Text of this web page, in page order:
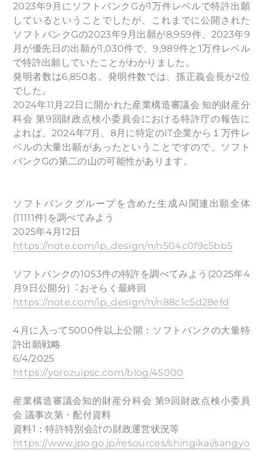
2023年9月にソフトバンクGが1万件レベルで特許出願
しているということでしたが、これまでに公開された
ソフトバンクGの2023年9月 出願が8,959件、2023年9
月が優先日の出願が1,030件で、9,989件と1万件レベル
で特許出願していたことがわかりました。
発明者数は6,850名。発明件数では、孫正義会長が2位
でした。
2024年11月22日に開かれた産業構造審議会 知的財産分
科会 第9回財政点検小委員会における特許庁の報告に
よれば、2024年7月、8月に特定のIT企業から１万件レ
ベルの大量出願があったということですので、ソフト
バンクGの第二の山の可能性があります。
ソフトバンクグループを含めた生成AI関連出願全体
(11111件)を調べてみよう
2025年4月12日
https://note.com/ip_design/n/n504c0f9c5bb5
ソフトバンクの1053件の特許を調べてみよう(2025年4
月9日公開分)︓おそらく最終回
https://note.com/ip_design/n/n88c1c5d28efd
4月に入って5000件以上公開：ソフトバンクの大量特
許出願戦略
6/4/2025
https://yorozuipsc.com/blog/45000
産業構造審議会知的財産分科会 第9回財政点検小委員
会 議事次第・配付資料
資料1：特許特別会計の財政運営状況等
https://www.jpo.go.jp/resources/shingikai/sangyo